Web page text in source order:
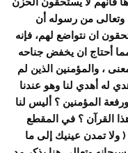
من رسوله أن
ان نتواضع لهم، فإنه
مما أحتاج ان يخفض جناحه
، والمؤمنين الذين لم
له أهدي لنا وهو عندنا
المؤمنين ؟ أليس لنا
القرآن ؟ في المقطع
ولا تمدن عينيك إلى ما